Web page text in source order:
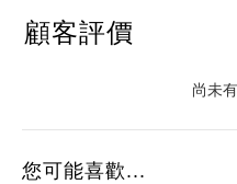
顧客評價
尚未
您可能喜歡...